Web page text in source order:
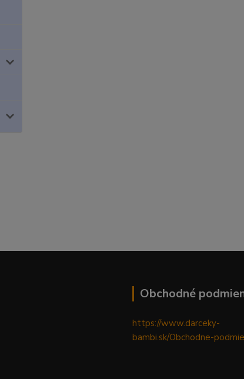
Obchodné
https://www.darceky-
bambi.sk/Obchodne-